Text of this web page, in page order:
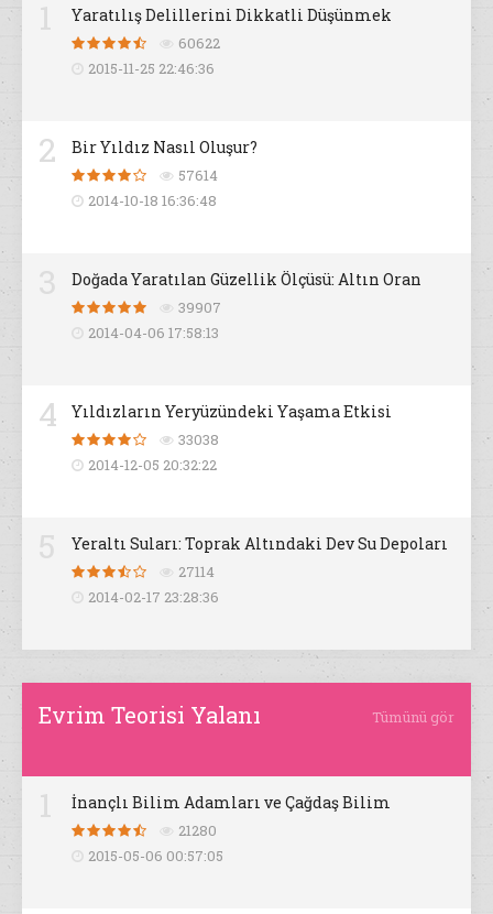
Yaratılış Delillerini Dikkatli Düşünmek
60622
2015-11-25 22:46:36
2 Bir Yıldız Nasıl Oluşur?
57614
2014-10-18 16:36:48
Doğada Yaratılan Güzellik Ölçüsü: Altın Oran
39907
2014-04-06 17:58:13
4 Yıldızların Yeryüzündeki Yaşama Etkisi
33038
2014-12-05 20:32:22
Yeraltı Suları: Toprak Altındaki Dev Su Depoları
27114
2014-02-17 23:28:36
Evrim Teorisi Yalanı Tümünü gör
İnançlı Bilim Adamları ve Çağdaş Bilim
21280
2015-05-06 00:57:05